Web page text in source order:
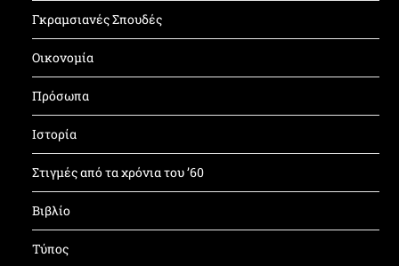
Γκραμσιανές Σπουδές
Οικονομία
Πρόσωπα
Ιστορία
Στιγμές από τα χρόνια του ’60
Βιβλίο
Τύπος